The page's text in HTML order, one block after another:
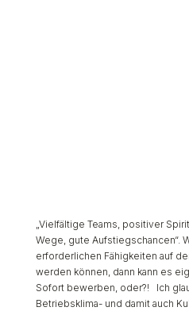
„Vielfältige Teams, positiver
Wege, gute Aufstiegschancen“.
erforderlichen Fähigkeiten auf
werden können, dann kann es
Sofort bewerben, oder?! Ich
Betriebsklima- und damit auch